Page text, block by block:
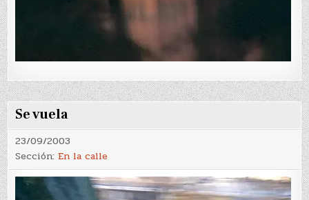
Se vuela
23/09/2003
Sección:En la calle